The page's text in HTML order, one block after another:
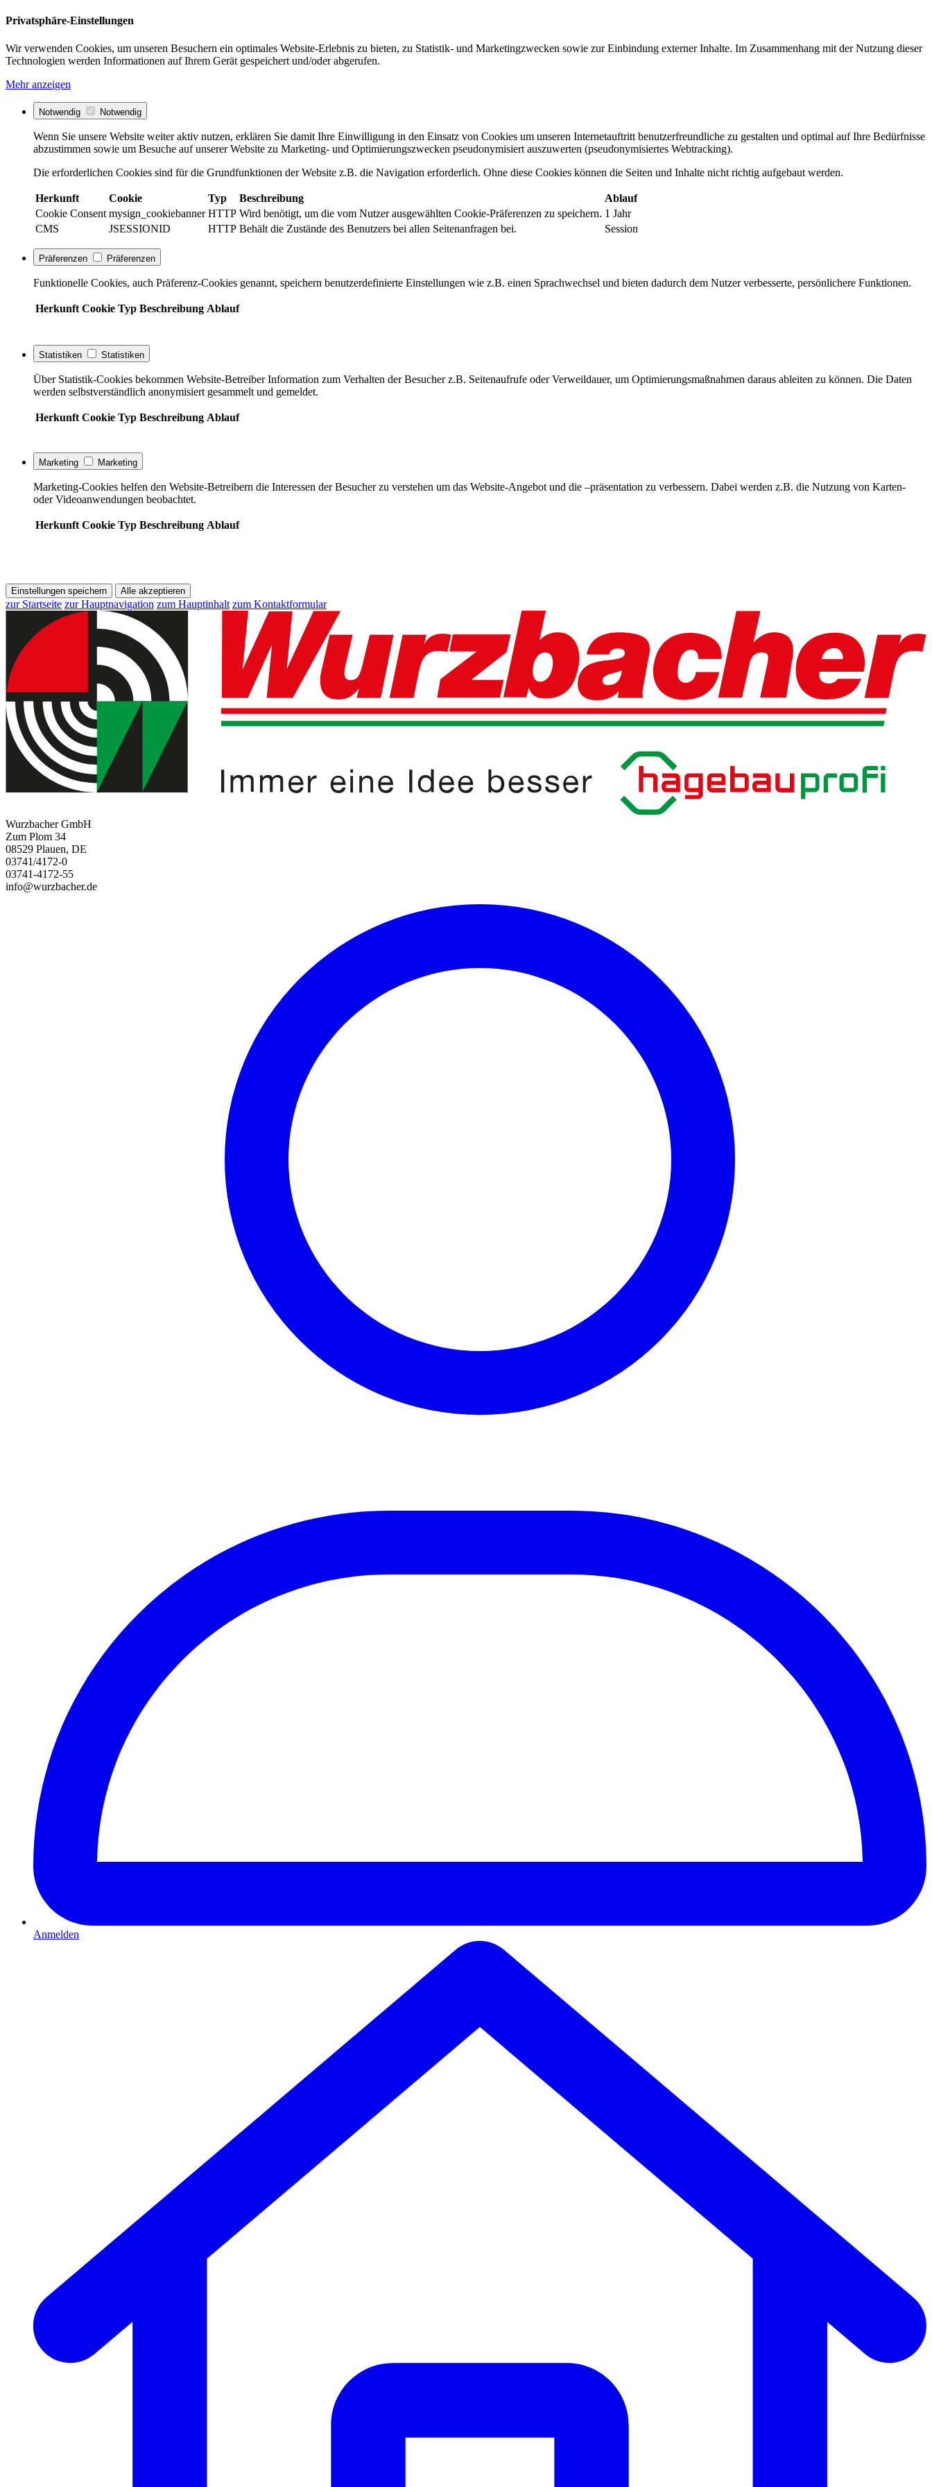
Privatsphäre-Einstellungen
Wir verwenden Cookies, um unseren Besuchern ein optimales Website-Erlebnis zu bieten, zu Statistik- und Marketingzwecken sowie zur Einbindung externer Inhalte. Im Zusammenhang mit der Nutzung dieser
Technologien werden Informationen auf Ihrem Gerät gespeichert und/oder abgerufen.
Mehr anzeigen
Notwendig Notwendig
Wenn Sie unsere Website weiter aktiv nutzen, erklären Sie damit Ihre Einwilligung in den Einsatz von Cookies um unseren Internetauftritt benutzerfreundliche zu gestalten und optimal auf Ihre Bedürfnisse
abzustimmen sowie um Besuche auf unserer Website zu Marketing- und Optimierungszwecken pseudonymisiert auszuwerten (pseudonymisiertes Webtracking).
Die erforderlichen Cookies sind für die Grundfunktionen der Website z.B. die Navigation erforderlich. Ohne diese Cookies können die Seiten und Inhalte nicht richtig aufgebaut werden.
Herkunft Cookie Typ Beschreibung
Ablauf
Cookie Consent mysign_cookiebanner HTTP Wird benötigt, um die vom Nutzer ausgewählten Cookie-Präferenzen zu speichern. 1 Jahr
CMS
JSESSIONID HTTP Behält die Zustände des Benutzers bei allen Seitenanfragen bei. Session
Präferenzen Präferenzen
Funktionelle Cookies, auch Präferenz-Cookies genannt, speichern benutzerdefinierte Einstellungen wie z.B. einen Sprachwechsel und bieten dadurch dem Nutzer verbesserte, persönlichere Funktionen.
Herkunft Cookie Typ Beschreibung Ablauf
Statistiken Statistiken
Über Statistik-Cookies bekommen Website-Betreiber Information zum Verhalten der Besucher z.B. Seitenaufrufe oder Verweildauer, um Optimierungsmaßnahmen daraus ableiten zu können. Die Daten
werden selbstverständlich anonymisiert gesammelt und gemeldet.
Herkunft Cookie Typ Beschreibung Ablauf
Marketing Marketing
Marketing-Cookies helfen den Website-Betreibern die Interessen der Besucher zu verstehen um das Website-Angebot und die –präsentation zu verbessern. Dabei werden z.B. die Nutzung von Karten-
oder Videoanwendungen beobachtet.
Herkunft Cookie Typ Beschreibung Ablauf
Einstellungen speichern Alle akzeptieren
zur Startseite zur Hauptnavigation zum Hauptinhalt zum Kontaktformular
Wurzbacher GmbH
Zum Plom 34
08529 Plauen, DE
03741/4172-0
03741-4172-55
info@wurzbacher.de
Anmelden